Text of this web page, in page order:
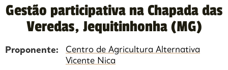
Gestão participativa na Chapada das
Veredas, Jequitinhonha (MG)
Proponente: Centro de Agricultura Alternativa
Vicente Nica